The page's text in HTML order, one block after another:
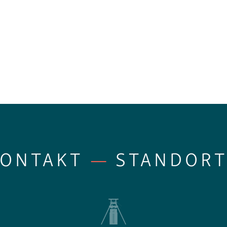
—